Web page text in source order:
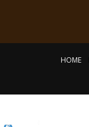
HOME